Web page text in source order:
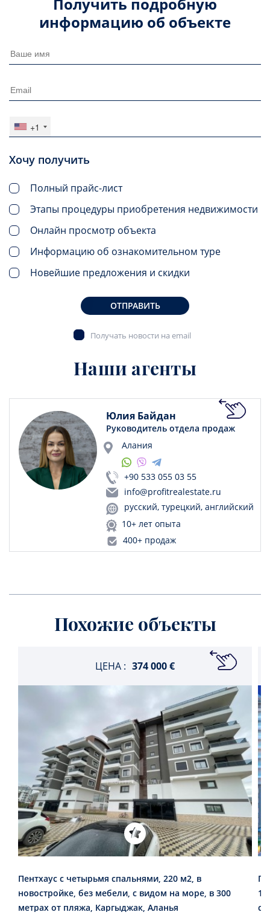
информацию об объекте
+1
Хочу получить
Полный прайс-лист
Этапы процедуры приобретения недвижимости
Онлайн просмотр объекта
Информацию об ознакомительном туре
Новейшие предложения и скидки
ОТПРАВИТЬ
Получать новости на email
Наши агенты
Юлия Байдан
Руководитель отдела продаж
Алания
+90 533 055 03 55
info@profitrealestate.ru
русский, турецкий, английский
10+ лет опыта
400+ продаж
Похожие объекты
ЦЕНА : 374 000 €
Пентхаус с четырьмя спальнями, 220 м2, в
новостройке, без мебели, с видом на море, в 300
метрах от пляжа, Каргыджак, Аланья